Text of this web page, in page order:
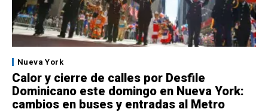
Nueva York
Calor y cierre de calles por Desfile
Dominicano este domingo en Nueva York:
cambios en buses y entradas al Metro